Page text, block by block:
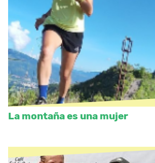
La montaña es una mujer